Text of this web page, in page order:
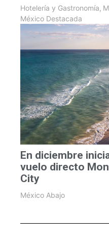
Hotelería y Gastronomía,
México Destacada
En diciembre
vuelo directo
City
México Abajo